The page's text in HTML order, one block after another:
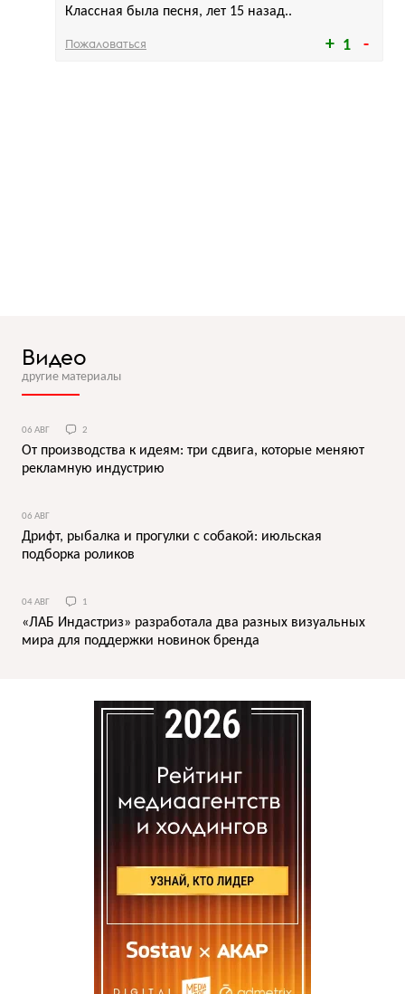
1
Классная была песня, лет 15 назад..
Пожаловаться
Видео
другие материалы
06 АВГ 2
От производства к идеям: три сдвига, которые меняют
рекламную индустрию
06 АВГ
Дрифт, рыбалка и прогулки с собакой: июльская
подборка роликов
04 АВГ 1
«ЛАБ Индастриз» разработала два разных визуальных
мира для поддержки новинок бренда